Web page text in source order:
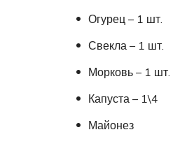
Огурец – 1 шт.
Свекла – 1 шт.
Морковь – 1 шт.
Капуста – 1\4
Майонез